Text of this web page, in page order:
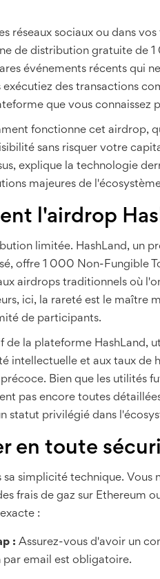
réseaux sociaux ou dans
de distribution gratuite de
événements récents qui
des transactions
que vous
fonctionne cet airdrop,
sans risquer votre
explique la technologie
majeures de
l'airdrop
limitée. HashLand, un
offre 1 000 Non-Fungible
airdrops traditionnels où
ici, la rareté est le maître
de participants.
de la plateforme HashLand,
intellectuelle et aux taux de
Bien que les utilités
pas encore toutes
statut privilégié dans
en toute
simplicité technique. Vous
frais de gaz sur Ethereum
:
: Assurez-vous d'avoir un
email est obligatoire.